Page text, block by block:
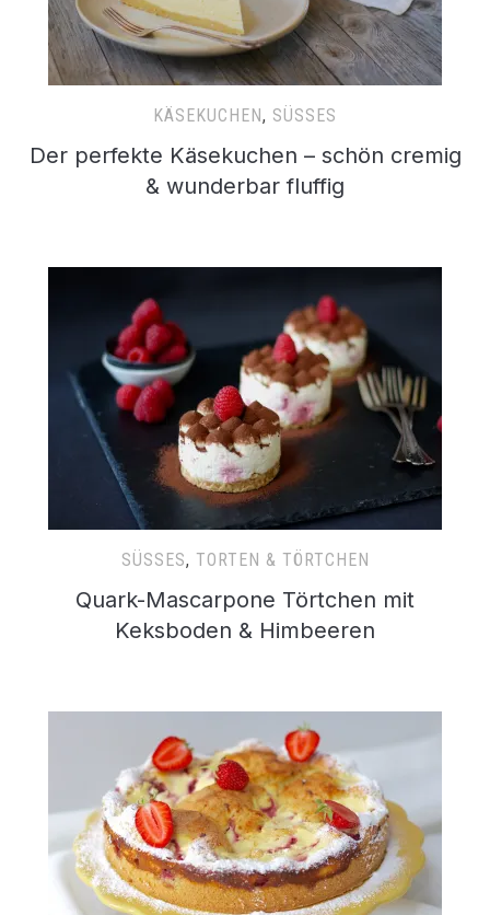
KÄSEKUCHEN, SÜSSES
Der perfekte Käsekuchen – schön cremig
& wunderbar fluffig
SÜSSES , TORTEN & TÖRTCHEN
Quark-Mascarpone Törtchen mit
Keksboden & Himbeeren